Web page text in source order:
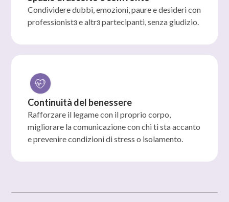
Condividere dubbi, emozioni, paure e desideri con
professionistɜ e altrɜ partecipanti, senza giudizio.
Continuità del benessere
Rafforzare il legame con il proprio corpo,
migliorare la comunicazione con chi ti sta accanto
e prevenire condizioni di stress o isolamento.